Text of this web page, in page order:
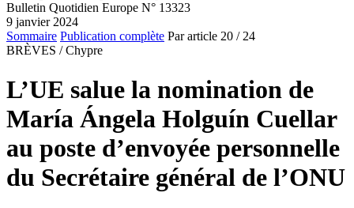
Bulletin Quotidien Europe N° 13323
9 janvier 2024
Sommaire Publication complète Par article 20 / 24
BRÈVES / Chypre
L’UE salue la nomination de
María Ángela Holguín Cuellar
au poste d’envoyée personnelle
du Secrétaire général de l’ONU